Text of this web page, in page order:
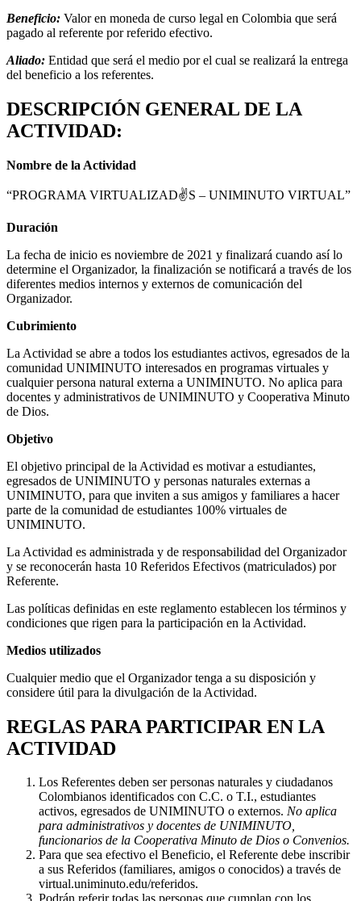
Beneficio: Valor en moneda de curso legal en Colombia que será
pagado al referente por referido efectivo.
Aliado: Entidad que será el medio por el cual se realizará la entrega
del beneficio a los referentes.
DESCRIPCIÓN GENERAL DE LA
ACTIVIDAD:
Nombre de la Actividad
“PROGRAMA VIRTUALIZAD✌️S – UNIMINUTO VIRTUAL”
Duración
La fecha de inicio es noviembre de 2021 y finalizará cuando así lo
determine el Organizador, la finalización se notificará a través de los
diferentes medios internos y externos de comunicación del
Organizador.
Cubrimiento
La Actividad se abre a todos los estudiantes activos, egresados de la
comunidad UNIMINUTO interesados en programas virtuales y
cualquier persona natural externa a UNIMINUTO. No aplica para
docentes y administrativos de UNIMINUTO y Cooperativa Minuto
de Dios.
Objetivo
El objetivo principal de la Actividad es motivar a estudiantes,
egresados de UNIMINUTO y personas naturales externas a
UNIMINUTO, para que inviten a sus amigos y familiares a hacer
parte de la comunidad de estudiantes 100% virtuales de
UNIMINUTO.
La Actividad es administrada y de responsabilidad del Organizador
y se reconocerán hasta 10 Referidos Efectivos (matriculados) por
Referente.
Las políticas definidas en este reglamento establecen los términos y
condiciones que rigen para la participación en la Actividad.
Medios utilizados
Cualquier medio que el Organizador tenga a su disposición y
considere útil para la divulgación de la Actividad.
REGLAS PARA PARTICIPAR EN LA
ACTIVIDAD
Los Referentes deben ser personas naturales y ciudadanos
Colombianos identificados con C.C. o T.I., estudiantes
activos, egresados de UNIMINUTO o externos. No aplica
para administrativos y docentes de UNIMINUTO,
funcionarios de la Cooperativa Minuto de Dios o Convenios.
Para que sea efectivo el Beneficio, el Referente debe inscribir
a sus Referidos (familiares, amigos o conocidos) a través de
virtual.uniminuto.edu/referidos.